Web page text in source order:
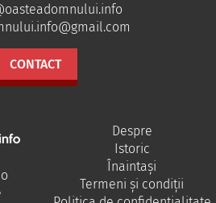
CONTACT
Despre
Istoric
Înaintași
Termeni și condiții